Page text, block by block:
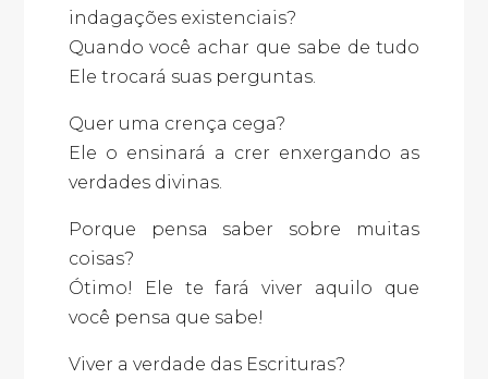
indagações existenciais?
Quando você achar que sabe de tudo
Ele trocará suas perguntas.
Quer uma crença cega?
Ele o ensinará a crer enxergando as
verdades divinas.
Porque pensa saber sobre muitas
coisas?
Ótimo! Ele te fará viver aquilo que
você pensa que sabe!
Viver a verdade das Escrituras?